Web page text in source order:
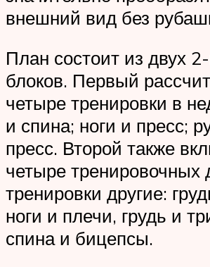
внешний вид без
План состоит из двух
блоков. Первый
четыре тренировки в
и спина; ноги и пресс;
пресс. Второй также
четыре тренировочных
тренировки другие:
ноги и плечи, грудь и
спина и бицепсы.